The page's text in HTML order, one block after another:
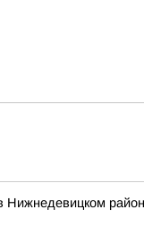
Нижнедевицком